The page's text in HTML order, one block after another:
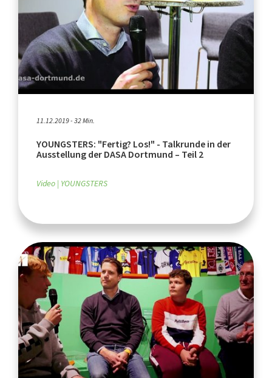
11.12.2019 - 32 Min.
YOUNGSTERS: "Fertig? Los!" - Talkrunde in der
Ausstellung der DASA Dortmund – Teil 2
Video YOUNGSTERS